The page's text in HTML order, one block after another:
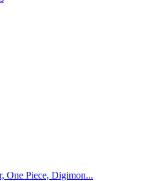
One Piece, Digimon...